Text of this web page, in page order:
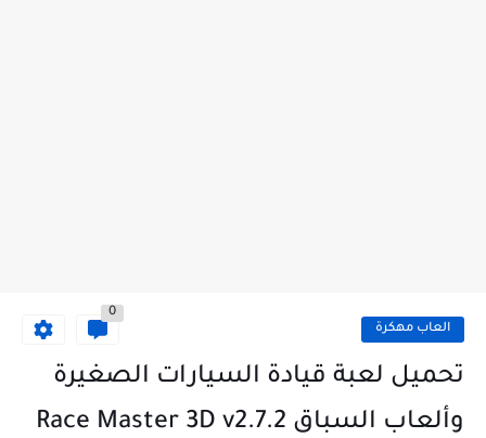
العاب مهكرة
0
تحميل لعبة قيادة السيارات الصغيرة
وألعاب السباق Race Master 3D v2.7.2